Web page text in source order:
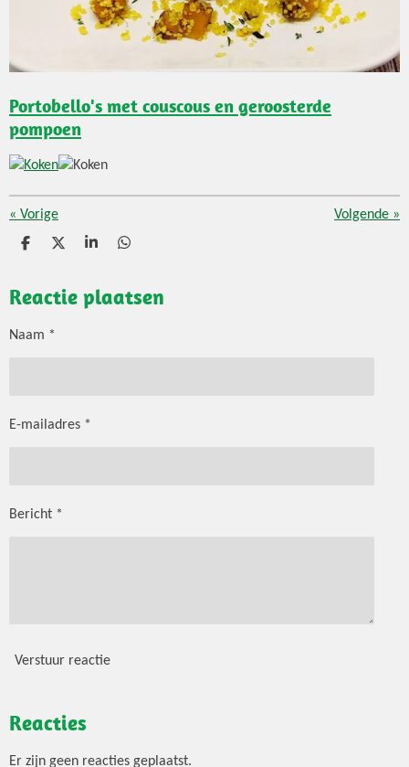
Portobello's met couscous en geroosterde
pompoen
« Vorige Volgende »
D
e
n
D
l
S
r
e
D
e
n
Reactie plaatsen
Naam *
E-mailadres *
Bericht *
Verstuur reactie
Reacties
Er zijn geen reacties geplaatst.